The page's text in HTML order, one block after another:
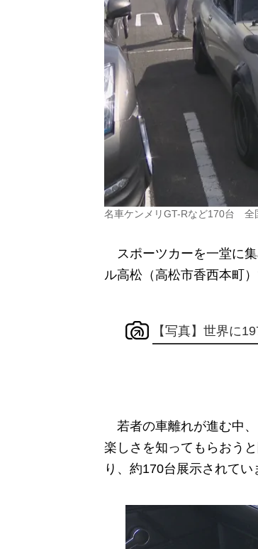
名車ケンメリGT-Rなど170台 全
スポーツカーを一堂に
ル高松（高松市香西本町
【写真】世界に
若者の車離れが進む中
楽しさを知ってもらおう
り、約170台展示されてい